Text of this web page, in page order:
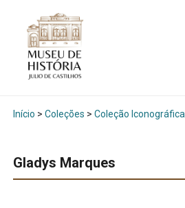
Início > Coleções > Coleção Iconográfica
Gladys Marques